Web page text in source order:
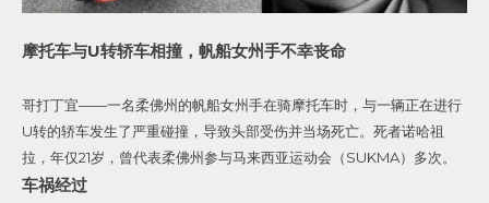
摩托车与U转轿车相撞，帆船女州手不幸丧命
哥打丁宜——一名柔佛州的帆船女州手在骑摩托车时，与一辆正在进行
U转的轿车发生了严重碰撞，导致头部受伤并当场死亡。死者诺哈祖
拉，年仅21岁，曾代表柔佛州参与马来西亚运动会（SUKMA）多次。
车祸经过